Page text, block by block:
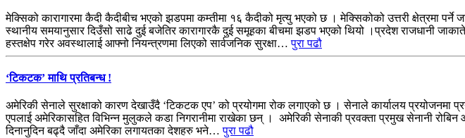
मेक्सिको कारागारमा कैदी कैदीबीच भएको झडपमा कम्तीमा १६ कैदीको मृत्यु भएको छ । मेक्सिकोको उत्तरी क्षेत्रमा
स्थानीय समयानुसार दिउँसो साढे दुई बजेतिर कारागारकै दुई समूहका बीचमा झडप भएको थियो ।प्रदेश राजधानी
हस्तक्षेप गरेर अवस्थालाई आफ्नो नियन्त्रणमा लिएको सार्वजनिक सुरक्षा…पुरा पढौ
‘टिकटक’ माथि प्रतिबन्ध !
अमेरिकी सेनाले सुरक्षाको कारण देखाउँदै ‘टिकटक एप’ को प्रयोगमा रोक लगाएको छ । सेनाले कार्यालय प्रयोजनमा
एपलाई अमेरिकासहित विभिन्न मुलुकले कडा निगरानीमा राखेका छन् । अमेरिकी सेनाकी प्रवक्ता प्रमुख सेनानी
दिनानुदिन बढ्दै जाँदा अमेरिका लगायतका देशहरु भने…पुरा पढौ